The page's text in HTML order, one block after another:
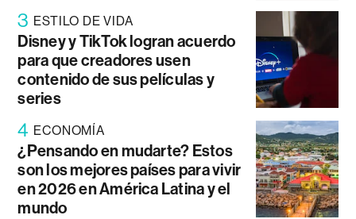
3 ESTILO DE VIDA
Disney y TikTok logran acuerdo
para que creadores usen
contenido de sus películas y
series
4 ECONOMÍA
¿Pensando en mudarte? Estos
son los mejores países para vivir
en 2026 en América Latina y el
mundo